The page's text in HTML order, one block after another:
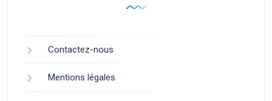
Contactez-nous
Mentions légales